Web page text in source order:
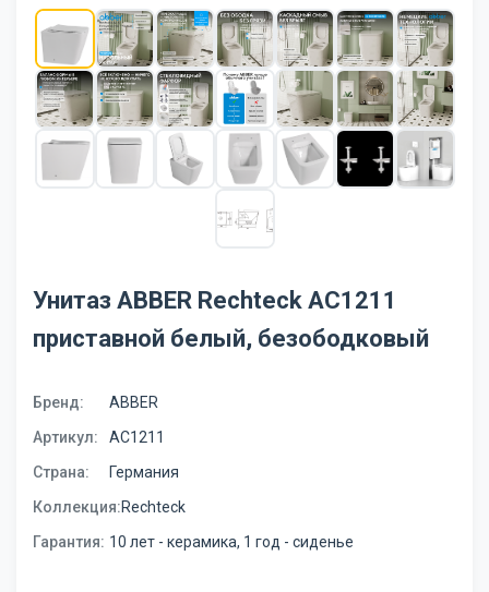
Унитаз ABBER Rechteck AC1211
приставной белый, безободковый
Бренд:
ABBER
Артикул:
AC1211
Страна:
Германия
Коллекция:Rechteck
Гарантия: 10 лет - керамика, 1 год - сиденье